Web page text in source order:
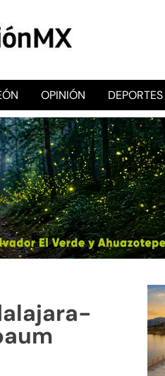
OPINIÓN DEPORTES